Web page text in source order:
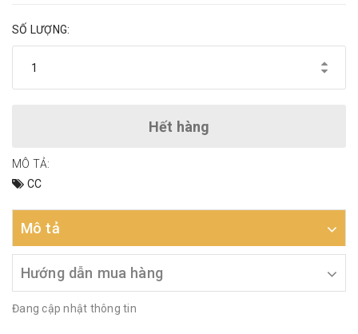
SỐ LƯỢNG:
Hết hàng
MÔ TẢ:
CC
Mô tả
Hướng dẫn mua hàng
Đang cập nhật thông tin